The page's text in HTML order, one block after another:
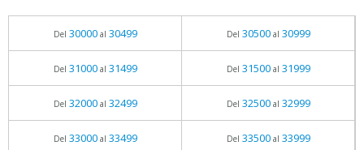
Del 30000al 30499 Del 30500al 30999
Del 31000al 31499 Del 31500al 31999
Del 32000al 32499 Del 32500al 32999
Del 33000al 33499 Del 33500al 33999